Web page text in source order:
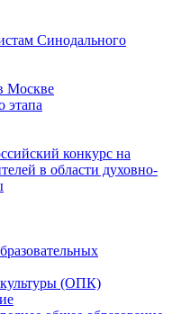
Синодального
Москве
этапа
конкурс на
в области духовно-
(ОПК)